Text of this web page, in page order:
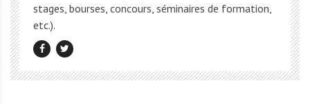
stages, bourses, concours, séminaires de formation,
etc.).